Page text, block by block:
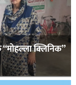
क्लिनिक”